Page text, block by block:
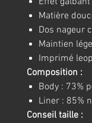
Matière
Dos nageur
Maintien
Imprimé
Composition :
Body : 73%
Liner : 85%
Conseil taille :